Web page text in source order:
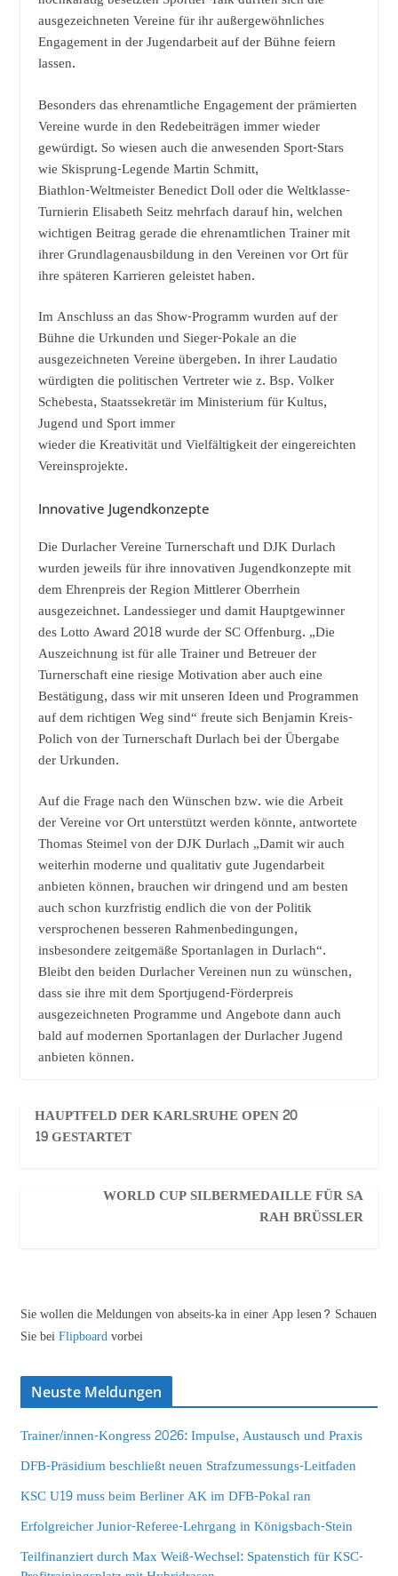
ausgezeichneten Vereine für ihr außergewöhnliches
Engagement in der Jugendarbeit auf der Bühne feiern
lassen.
Besonders das ehrenamtliche Engagement der prämierten
Vereine wurde in den Redebeiträgen immer wieder
gewürdigt. So wiesen auch die anwesenden Sport-Stars
wie Skisprung-Legende Martin Schmitt,
Biathlon-Weltmeister Benedict Doll oder die Weltklasse-
Turnierin Elisabeth Seitz mehrfach darauf hin, welchen
wichtigen Beitrag gerade die ehrenamtlichen Trainer mit
ihrer Grundlagenausbildung in den Vereinen vor Ort für
ihre späteren Karrieren geleistet haben.
Im Anschluss an das Show-Programm wurden auf der
Bühne die Urkunden und Sieger-Pokale an die
ausgezeichneten Vereine übergeben. In ihrer Laudatio
würdigten die politischen Vertreter wie z. Bsp. Volker
Schebesta, Staatssekretär im Ministerium für Kultus,
Jugend und Sport immer
wieder die Kreativität und Vielfältigkeit der eingereichten
Vereinsprojekte.
Innovative Jugendkonzepte
Die Durlacher Vereine Turnerschaft und DJK Durlach
wurden jeweils für ihre innovativen Jugendkonzepte mit
dem Ehrenpreis der Region Mittlerer Oberrhein
ausgezeichnet. Landessieger und damit Hauptgewinner
des Lotto Award 2018 wurde der SC Offenburg. „Die
Auszeichnung ist für alle Trainer und Betreuer der
Turnerschaft eine riesige Motivation aber auch eine
Bestätigung, dass wir mit unseren Ideen und Programmen
auf dem richtigen Weg sind“ freute sich Benjamin Kreis-
Polich von der Turnerschaft Durlach bei der Übergabe
der Urkunden.
Auf die Frage nach den Wünschen bzw. wie die Arbeit
der Vereine vor Ort unterstützt werden könnte, antwortete
Thomas Steimel von der DJK Durlach „Damit wir auch
weiterhin moderne und qualitativ gute Jugendarbeit
anbieten können, brauchen wir dringend und am besten
auch schon kurzfristig endlich die von der Politik
versprochenen besseren Rahmenbedingungen,
insbesondere zeitgemäße Sportanlagen in Durlach“.
Bleibt den beiden Durlacher Vereinen nun zu wünschen,
dass sie ihre mit dem Sportjugend-Förderpreis
ausgezeichneten Programme und Angebote dann auch
bald auf modernen Sportanlagen der Durlacher Jugend
anbieten können.
HAUPTFELD DER KARLSRUHE OPEN 20
19 GESTARTET
WORLD CUP SILBERMEDAILLE FÜR SA
RAH BRÜSSLER
Sie wollen die Meldungen von abseits-ka in einer App lesen? Schauen
Sie beiFlipboardvorbei
Neuste Meldungen
Trainer/innen-Kongress 2026: Impulse, Austausch und Praxis
DFB-Präsidium beschließt neuen Strafzumessungs-Leitfaden
KSC U19 muss beim Berliner AK im DFB-Pokal ran
Erfolgreicher Junior-Referee-Lehrgang in Königsbach-Stein
Teilfinanziert durch Max Weiß-Wechsel: Spatenstich für KSC-